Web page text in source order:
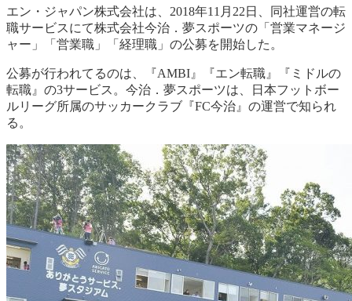
エン・ジャパン株式会社は、2018年11月22日、同社運営の転
職サービスにて株式会社今治．夢スポーツの「営業マネージ
ャー」「営業職」「経理職」の公募を開始した。
公募が行われてるのは、『AMBI』『エン転職』『ミドルの
転職』の3サービス。今治．夢スポーツは、日本フットボー
ルリーグ所属のサッカークラブ『FC今治』の運営で知られ
る。